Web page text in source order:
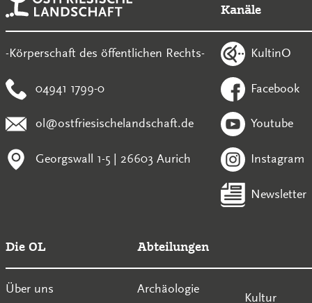
-Körperschaft des öffentlichen Rechts-
04941 1799-0
ol@ostfriesischelandschaft.de
Georgswall 1-5 | 26603 Aurich
Kanäle
KultinO
Facebook
Youtube
Instagram
Newsletter
Die OL
Über uns
Abteilungen
Archäologie
Kultur